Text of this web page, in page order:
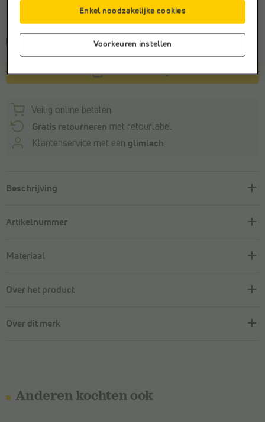
31 32 33 34
Voor 22u besteld, vrijdag in huis
In winkelmandje
Veilig online betalen
Gratis retourneren met retourlabel
Klantenservice met een glimlach
Beschrijving
Artikelnummer
Materiaal
Over het product
Over dit merk
Anderen kochten ook
Voorkeuren instellen
Enkel noodzakelijke cookies